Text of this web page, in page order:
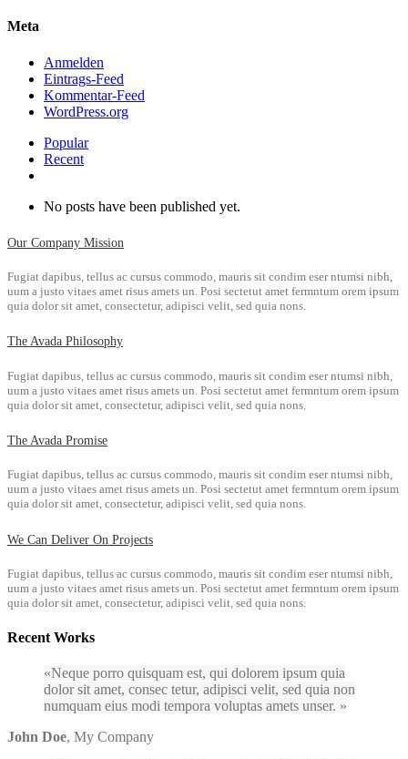
Meta
Anmelden
Eintrags-Feed
Kommentar-Feed
WordPress.org
Popular
Recent
No posts have been published yet.
Our Company Mission
Fugiat dapibus, tellus ac cursus commodo, mauris sit condim eser ntumsi nibh,
uum a justo vitaes amet risus amets un. Posi sectetut amet fermntum orem ipsum
quia dolor sit amet, consectetur, adipisci velit, sed quia nons.
The Avada Philosophy
Fugiat dapibus, tellus ac cursus commodo, mauris sit condim eser ntumsi nibh,
uum a justo vitaes amet risus amets un. Posi sectetut amet fermntum orem ipsum
quia dolor sit amet, consectetur, adipisci velit, sed quia nons.
The Avada Promise
Fugiat dapibus, tellus ac cursus commodo, mauris sit condim eser ntumsi nibh,
uum a justo vitaes amet risus amets un. Posi sectetut amet fermntum orem ipsum
quia dolor sit amet, consectetur, adipisci velit, sed quia nons.
We Can Deliver On Projects
Fugiat dapibus, tellus ac cursus commodo, mauris sit condim eser ntumsi nibh,
uum a justo vitaes amet risus amets un. Posi sectetut amet fermntum orem ipsum
quia dolor sit amet, consectetur, adipisci velit, sed quia nons.
Recent Works
Neque porro quisquam est, qui dolorem ipsum quia
dolor sit amet, consec tetur, adipisci velit, sed quia non
numquam eius modi tempora voluptas amets unser.
John Doe, My Company